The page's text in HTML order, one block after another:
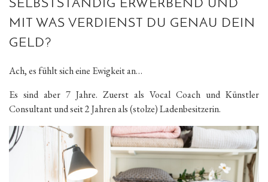
SELBSTSTÄNDIG ERWERBEND UND
MIT WAS VERDIENST DU GENAU DEIN
GELD?
Ach, es fühlt sich eine Ewigkeit an…
Es sind aber 7 Jahre. Zuerst als Vocal Coach und Künstler
Consultant und seit 2 Jahren als (stolze) Ladenbesitzerin.